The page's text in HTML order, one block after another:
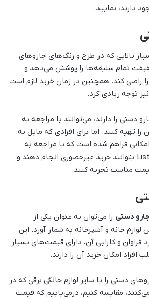
دارند، نمایید.
بالایی که در طرح و رنگ‌های جاروهای
تمام سلیقه‌ها را پوشش می‌دهد و
راضی کند. همچنین در زمان خرید لازم است
توجه زیادی کرد.
دستی را دارند، می‌توانند با مراجعه به
را تهیه کنند. اما برای افرادی که مایل به
فراهم شده است که با مراجعه به
سایت فروشگاهی List20.ir بتوانند خرید غیرحضوری انجام دهند و
مناسب تجربه کنند.
دستی را می‌توان به عنوان یکی از
لوازم خانه و آشپزخانه به شمار آورد. این
فراوان و کارایی آن، دارای قیمت‌های بسیار
افراد امکان خرید آن را دارند.
دستی را با سایر لوازم خانگی برقی که در
مقایسه کنیم، درمی‌یابیم که قیمت